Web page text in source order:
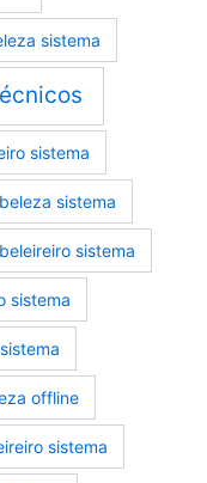
sistema
sistema
sistema
sistema
sistema
offline
sistema